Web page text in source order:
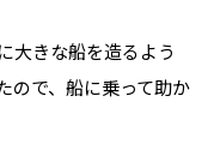
大きな船を造るよう
ので、船に乗って助か